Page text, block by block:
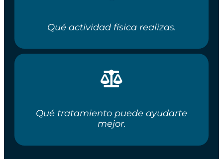
Qué actividad física realizas.
Qué tratamiento puede ayudarte
mejor.